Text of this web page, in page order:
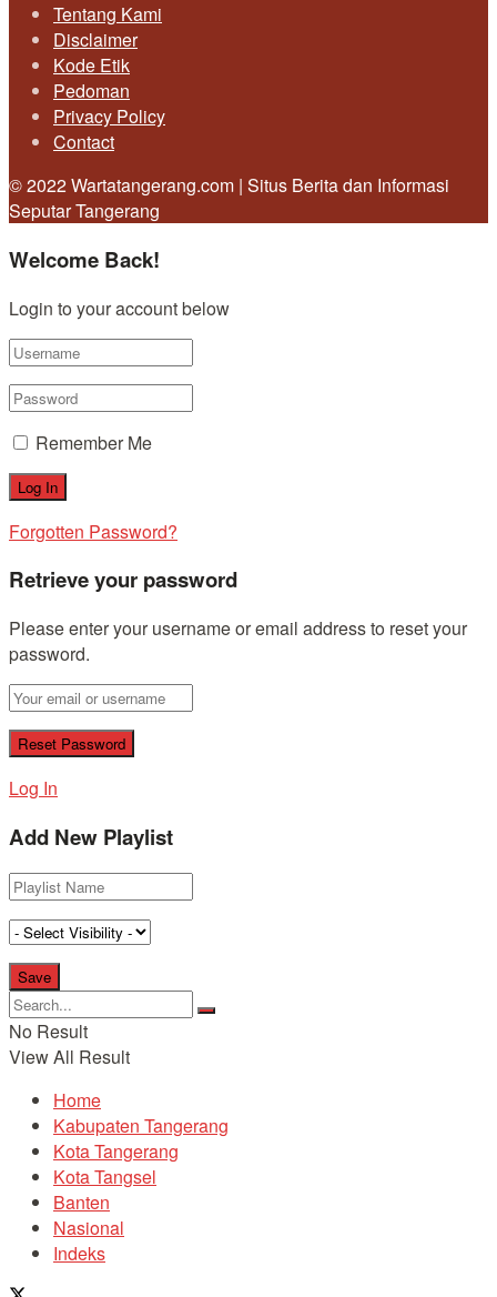
Tentang Kami
Disclaimer
Kode Etik
Pedoman
Privacy Policy
Contact
© 2022 Wartatangerang.com | Situs Berita dan Informasi
Seputar Tangerang
Welcome Back!
Login to your account below
Remember Me
Forgotten Password?
Retrieve your password
Please enter your username or email address to reset your
password.
Log In
Add New Playlist
No Result
View All Result
Home
Kabupaten Tangerang
Kota Tangerang
Kota Tangsel
Banten
Nasional
Indeks